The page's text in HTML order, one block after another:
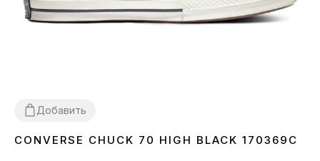
Добавить
3637
CONVERSE CHUCK 70 HIGH BLACK 170369C